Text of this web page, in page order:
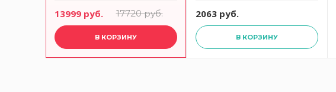
13999 руб. 17720 руб.
В КОРЗИНУ
2063 руб.
В КОРЗИНУ